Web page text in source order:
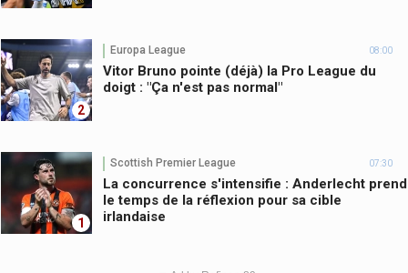
2
Europa League 08:00
Vitor Bruno pointe (déjà) la Pro League du
doigt : "Ça n'est pas normal"
1
Scottish Premier League 07:30
La concurrence s'intensifie : Anderlecht prend
le temps de la réflexion pour sa cible
irlandaise